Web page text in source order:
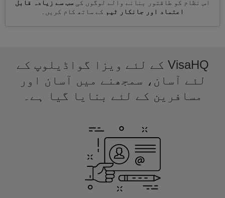
اس نظام کو طاقتور بنانے والے لوگوں کی سب سے زیادہ قابل
اعتماد اور جانکار ٹیم کے ساتھ کام کریں۔
VisaHQ کے لئے ویزا گواڈیلوپ کے
لئے آسان، سمجھنے میں آسان اور
مسافرین کے لئے بنایا گیا ہے۔